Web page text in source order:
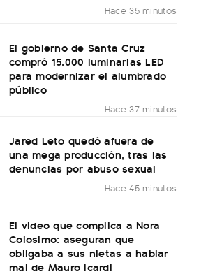
Hace 35 minutos
El gobierno de Santa Cruz
compró 15.000 luminarias LED
para modernizar el alumbrado
público
Hace 37 minutos
Jared Leto quedó afuera de
una mega producción, tras las
denuncias por abuso sexual
Hace 45 minutos
El video que complica a Nora
Colosimo: aseguran que
obligaba a sus nietas a hablar
mal de Mauro Icardi